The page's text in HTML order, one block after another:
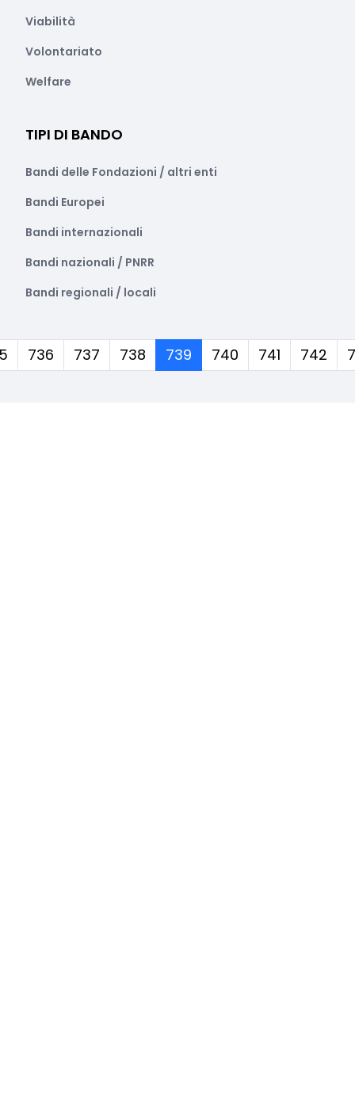
Viabilità
Volontariato
Welfare
TIPI DI BANDO
Bandi delle Fondazioni / altri enti
Bandi Europei
Bandi internazionali
Bandi nazionali / PNRR
Bandi regionali / locali
736 737 738 739(corrente)
740 741 742